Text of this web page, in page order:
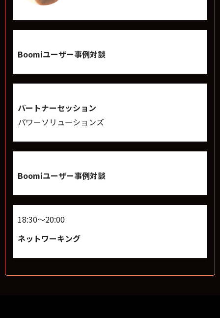
Boomiユーザー事例対談
パートナーセッション
パワーソリューションズ
Boomiユーザー事例対談
18:30～20:00
ネットワーキング